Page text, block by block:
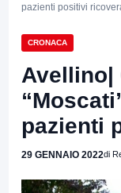
pazienti positivi
CRONACA
Avellino|
pazienti
29 GENNAIO 2022di